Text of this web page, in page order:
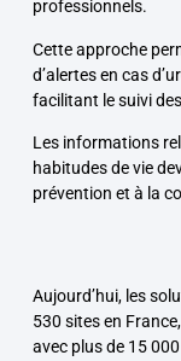
professionnels.
Cette approche
d’alertes en cas
facilitant le suivi
Les informations
habitudes de vie
prévention et à la
Aujourd’hui, les
530 sites en
avec plus de 15